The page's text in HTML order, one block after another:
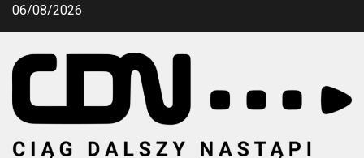
Przejdź
06/08/2026